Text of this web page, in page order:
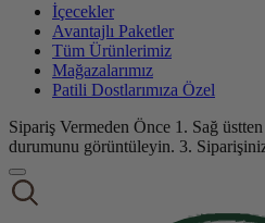
İçecekler
Avantajlı Paketler
Tüm Ürünlerimiz
Mağazalarımız
Patili Dostlarımıza Özel
Sipariş Vermeden Önce 1. Sağ
durumunu görüntüleyin. 3.